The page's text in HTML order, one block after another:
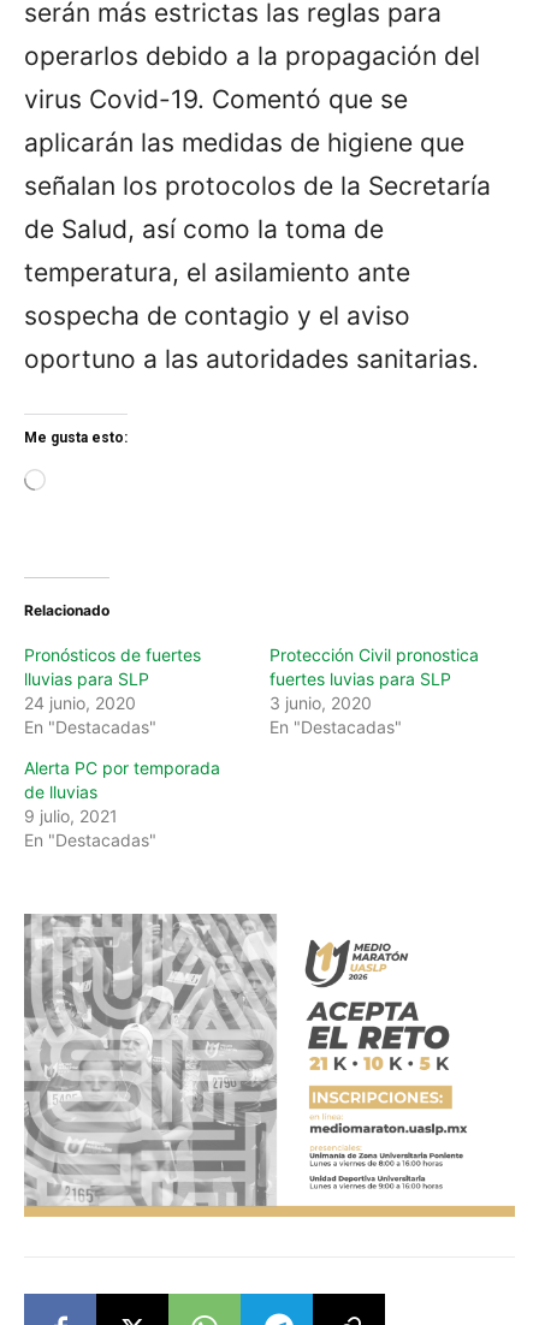
serán más estrictas las reglas para
operarlos debido a la propagación del
virus Covid-19. Comentó que se
aplicarán las medidas de higiene que
señalan los protocolos de la Secretaría
de Salud, así como la toma de
temperatura, el asilamiento ante
sospecha de contagio y el aviso
oportuno a las autoridades sanitarias.
Me gusta esto:
g
Relacionado
Pronósticos de fuertes
lluvias para SLP
24 junio, 2020
En "Destacadas"
Protección Civil pronostica
fuertes luvias para SLP
3 junio, 2020
En "Destacadas"
Alerta PC por temporada
de lluvias
9 julio, 2021
En "Destacadas"